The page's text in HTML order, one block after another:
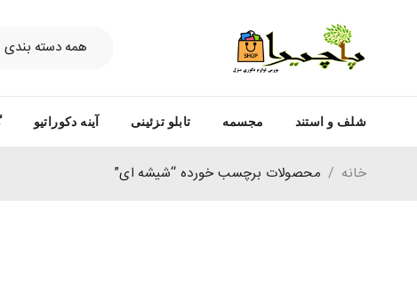
شلف و استند مجسمه تابلو تزئینی آینه دکوراتیو
خانه / محصولات برچسب خورده “شیشه ای”